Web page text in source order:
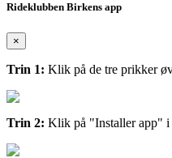
Rideklubben Birkens app
×
Trin 1: Klik på de tre prikker
Trin 2: Klik på "Installer app" i